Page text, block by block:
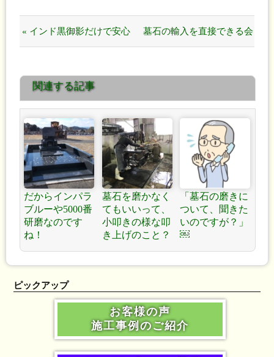
« インド黒御影だけで安心 墓石の輸入を直接できる会
関連する記事
だからインパラ
ブルーや5000番
研磨なのです
ね！
墓石を磨かなく
てもいいって、
小叩きの様な叩
き上げのこと？
「墓石の磨きに
ついて、聞きた
いのですが？」
￼
ピックアップ
お客様の声
施工事例のご紹介